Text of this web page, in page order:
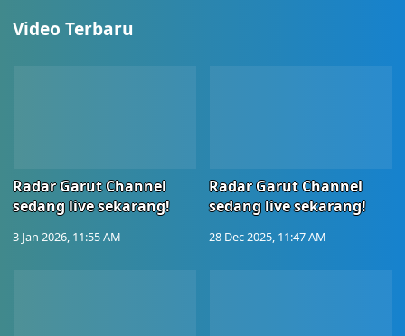
Video Terbaru
Radar Garut Channel
sedang live sekarang!
3 Jan 2026, 11:55 AM
Radar Garut Channel
sedang live sekarang!
28 Dec 2025, 11:47 AM